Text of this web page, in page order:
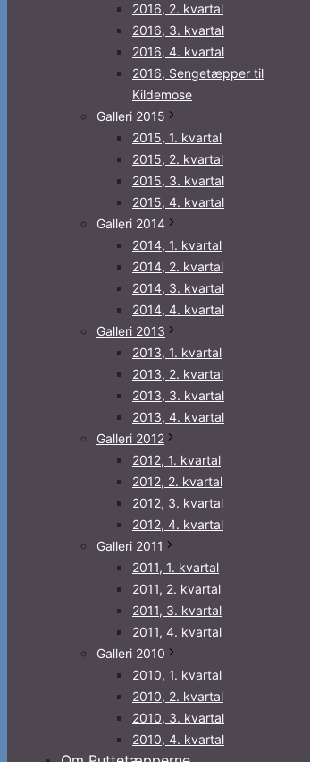
2016, 2. kvartal
2016, 3. kvartal
2016, 4. kvartal
2016, Sengetæpper til
Kildemose
Galleri 2015
2015, 1. kvartal
2015, 2. kvartal
2015, 3. kvartal
2015, 4. kvartal
Galleri 2014
2014, 1. kvartal
2014, 2. kvartal
2014, 3. kvartal
2014, 4. kvartal
Galleri 2013
2013, 1. kvartal
2013, 2. kvartal
2013, 3. kvartal
2013, 4. kvartal
Galleri 2012
2012, 1. kvartal
2012, 2. kvartal
2012, 3. kvartal
2012, 4. kvartal
Galleri 2011
2011, 1. kvartal
2011, 2. kvartal
2011, 3. kvartal
2011, 4. kvartal
Galleri 2010
2010, 1. kvartal
2010, 2. kvartal
2010, 3. kvartal
2010, 4. kvartal